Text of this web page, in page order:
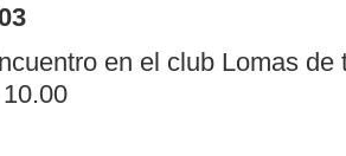
en el club Lomas